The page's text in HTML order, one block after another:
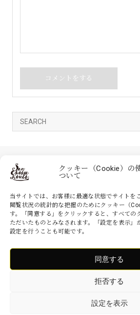
クッキー（Cookie）の
ついて
当サイトでは、お客様に最適な状態でサイトを
閲覧状況の統計的な把握のためにクッキー（
す。「同意する」をクリックすると、すべての
ただいたものとみなされます。「設定を表示」
設定を行うことも可能です。
同意する
拒否する
設定を表示
家具の産直工房 大川本店は、株式会社産商が
ョッピングサイトです。家具・インテリアなど
家具の産直工房 大川本店.